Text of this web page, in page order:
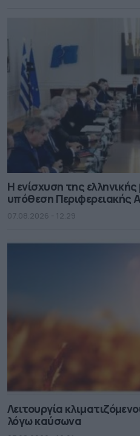
Η ενίσχυση της ελληνικής
υπόθεση Περιφερειακής
07.08.2026 - 12.29
Λειτουργία
λόγω καύσωνα